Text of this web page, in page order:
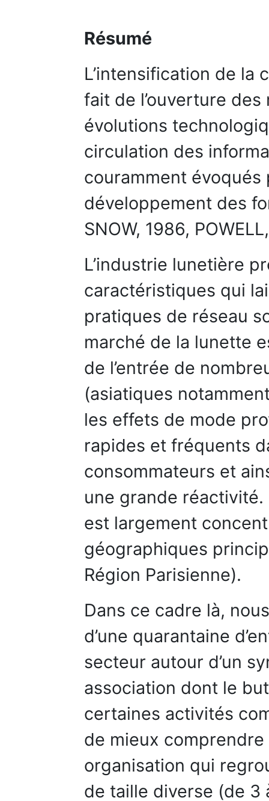
Résumé
L’intensification de la
fait de l’ouverture
évolutions
circulation des
couramment
développement des
SNOW, 1986,
L’industrie lunetière
caractéristiques qui
pratiques de réseau
marché de la lunette
de l’entrée de
(asiatiques
les effets de mode
rapides et fréquents
consommateurs et
une grande réactivité.
est largement
géographiques
Région Parisienne).
Dans ce cadre là,
d’une quarantaine
secteur autour d’un
association dont le
certaines activités
de mieux
organisation qui
de taille diverse (de 3